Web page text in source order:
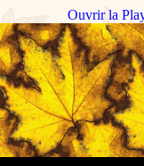
Ouvrir la